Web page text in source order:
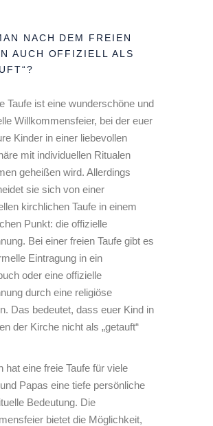
NACH DEM FREIEN
AUCH OFFIZIELL ALS
Taufe ist eine wunderschöne und
Willkommensfeier, bei der euer
Kinder in einer liebevollen
mit individuellen Ritualen
geheißen wird. Allerdings
sie sich von einer
kirchlichen Taufe in einem
Punkt: die offizielle
Bei einer freien Taufe gibt es
Eintragung in ein
oder eine offizielle
durch eine religiöse
Das bedeutet, dass euer Kind in
der Kirche nicht als „getauft“
hat eine freie Taufe für viele
Papas eine tiefe persönliche
Bedeutung. Die
bietet die Möglichkeit,